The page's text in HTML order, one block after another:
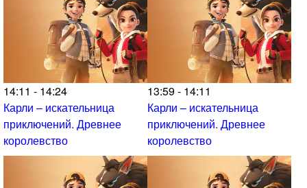
14:11 - 14:24
Карли – искательница
приключений. Древнее
королевство
13:59 - 14:11
Карли – искательница
приключений. Древнее
королевство